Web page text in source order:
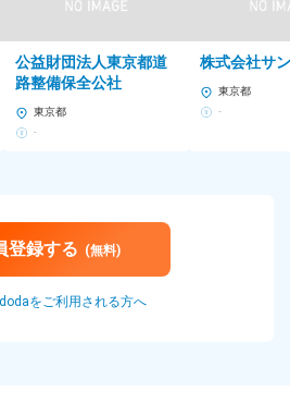
公益財団法人東京都道
路整備保全公社
東京都
-
株式会社サ
東京都
-
登録する (無料)
をご利用される方へ